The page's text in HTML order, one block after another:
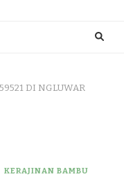
DI NGLUWAR
KERAJINAN BAMBU